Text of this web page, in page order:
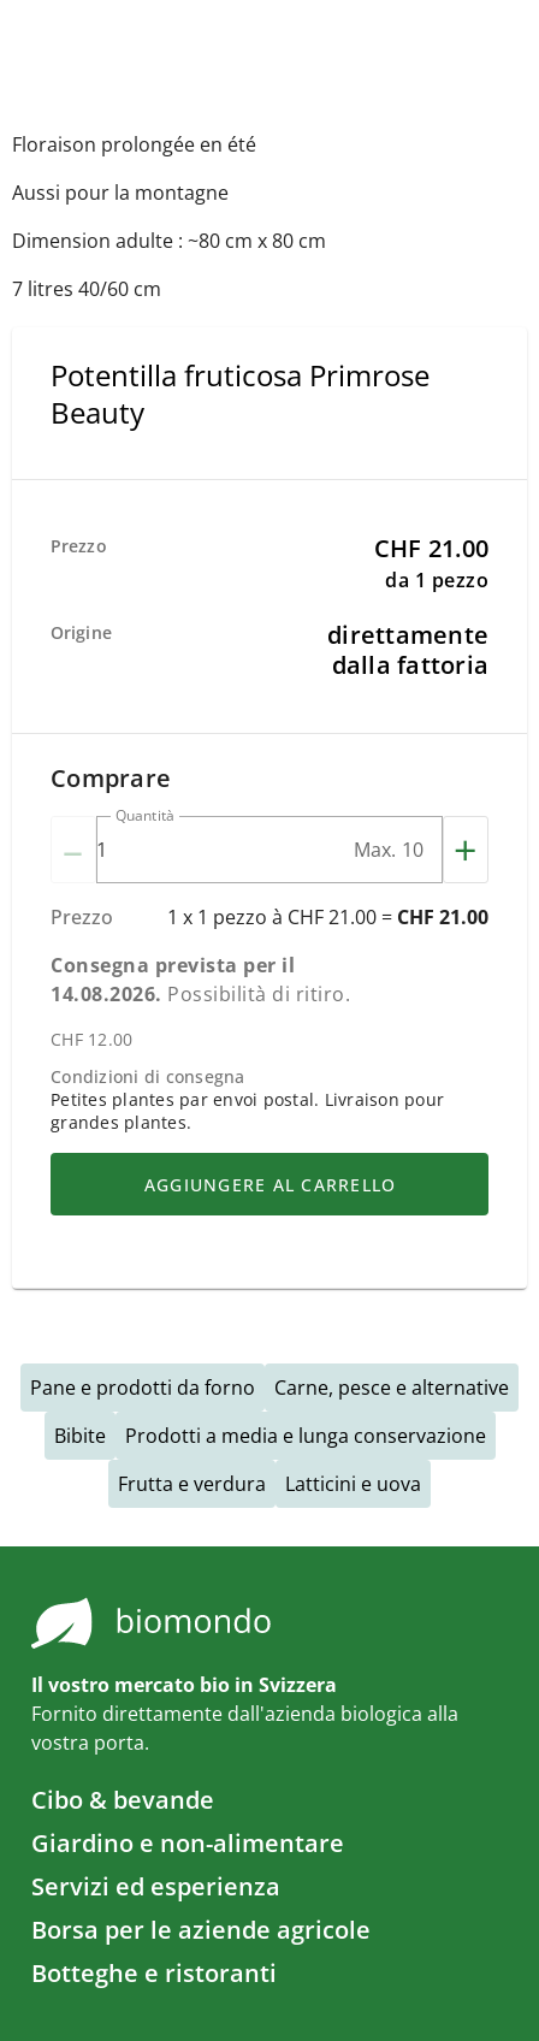
Floraison prolongée en été
Aussi pour la montagne
Dimension adulte : ~80 cm x 80 cm
7 litres 40/60 cm
Potentilla fruticosa Primrose
Beauty
Prezzo CHF 21.00
da 1 pezzo
Origine
direttamente
dalla fattoria
Comprare
– Max. 10
Quantità
+
Prezzo 1 x 1 pezzo à CHF 21.00 = CHF 21.00
Consegna prevista per il
14.08.2026. Possibilità di ritiro.
CHF 12.00
Condizioni di consegna
Petites plantes par envoi postal. Livraison pour
grandes plantes.
AGGIUNGERE AL CARRELLO
Pane e prodotti da forno
Carne, pesce e alternative
Bibite
Prodotti a media e lunga conservazione
Frutta e verdura
Latticini e uova
Il vostro mercato bio in Svizzera
Fornito direttamente dall'azienda biologica alla
vostra porta.
Cibo & bevande
Giardino e non-alimentare
Servizi ed esperienza
Borsa per le aziende agricole
Botteghe e ristoranti